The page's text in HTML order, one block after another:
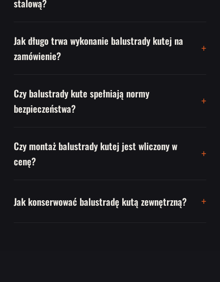
stalową?
Jak długo trwa wykonanie balustrady kutej na
zamówienie?
Czy balustrady kute spełniają normy
bezpieczeństwa?
Czy montaż balustrady kutej jest wliczony w
cenę?
Jak konserwować balustradę kutą zewnętrzną?